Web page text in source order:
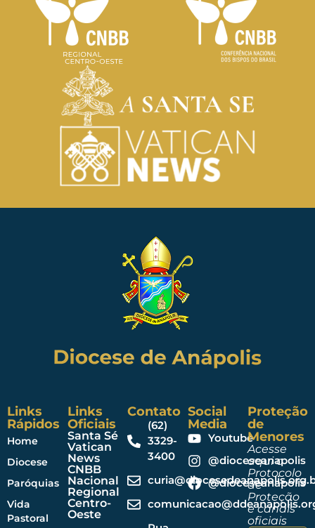
Links
Rápidos
Home
Diocese
Paróquias
Vida
Pastoral
Links
Oficiais
Santa Sé
Vatican
News
CNBB
Nacional
Regional
Centro-
Oeste
Contato
(62)
3329-
3400
Social
Media
Youtube
@dioceseanapolis
@dioceseanapolis
Proteção
de
Menores
Acesse
aqui o
Protocolo
de
Proteção
e canais
oficiais